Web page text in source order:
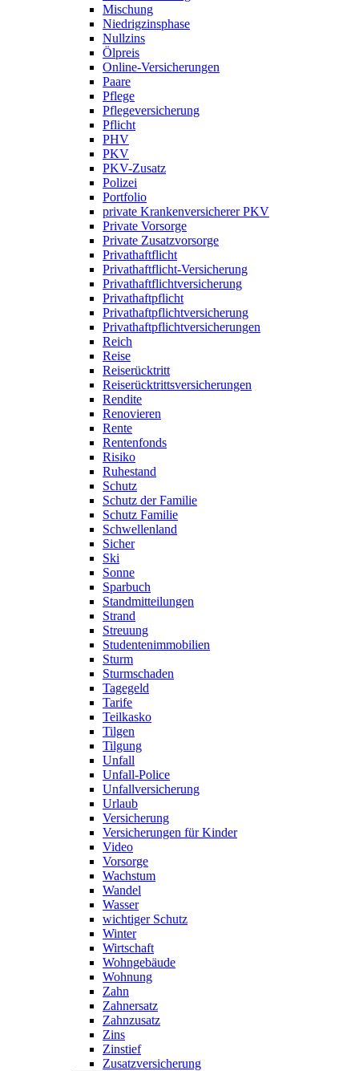
Mischung
Niedrigzinsphase
Nullzins
Ölpreis
Online-Versicherungen
Paare
Pflege
Pflegeversicherung
Pflicht
PHV
PKV
PKV-Zusatz
Polizei
Portfolio
private Krankenversicherer PKV
Private Vorsorge
Private Zusatzvorsorge
Privathaftflicht
Privathaftflicht-Versicherung
Privathaftflichtversicherung
Privathaftpflicht
Privathaftpflichtversicherung
Privathaftpflichtversicherungen
Reich
Reise
Reiserücktritt
Reiserücktrittsversicherungen
Rendite
Renovieren
Rente
Rentenfonds
Risiko
Ruhestand
Schutz
Schutz der Familie
Schutz Familie
Schwellenland
Sicher
Ski
Sonne
Sparbuch
Standmitteilungen
Strand
Streuung
Studentenimmobilien
Sturm
Sturmschaden
Tagegeld
Tarife
Teilkasko
Tilgen
Tilgung
Unfall
Unfall-Police
Unfallversicherung
Urlaub
Versicherung
Versicherungen für Kinder
Video
Vorsorge
Wachstum
Wandel
Wasser
wichtiger Schutz
Winter
Wirtschaft
Wohngebäude
Wohnung
Zahn
Zahnersatz
Zahnzusatz
Zins
Zinstief
Zusatzversicherung